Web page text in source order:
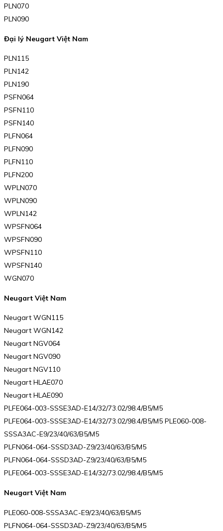
PLN070
PLN090
Đại lý Neugart Việt Nam
PLN115
PLN142
PLN190
PSFN064
PSFN110
PSFN140
PLFN064
PLFN090
PLFN110
PLFN200
WPLN070
WPLN090
WPLN142
WPSFN064
WPSFN090
WPSFN110
WPSFN140
WGN070
Neugart Việt Nam
Neugart WGN115
Neugart WGN142
Neugart NGV064
Neugart NGV090
Neugart NGV110
Neugart HLAE070
Neugart HLAE090
PLFE064-003-SSSE3AD-E14/32/73.02/98.4/B5/M5
PLFE064-003-SSSE3AD-E14/32/73.02/98.4/B5/M5 PLE060-008-
SSSA3AC-E9/23/40/63/B5/M5
PLFN064-064-SSSD3AD-Z9/23/40/63/B5/M5
PLFN064-064-SSSD3AD-Z9/23/40/63/B5/M5
PLFE064-003-SSSE3AD-E14/32/73.02/98.4/B5/M5
Neugart Việt Nam
PLE060-008-SSSA3AC-E9/23/40/63/B5/M5
PLFN064-064-SSSD3AD-Z9/23/40/63/B5/M5